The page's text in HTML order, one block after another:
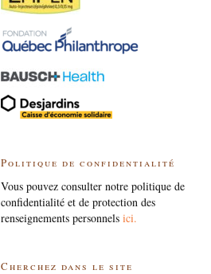
Politique de confidentialité
Vous pouvez consulter notre politique de
confidentialité et de protection des
renseignements personnels ici.
Cherchez dans le site